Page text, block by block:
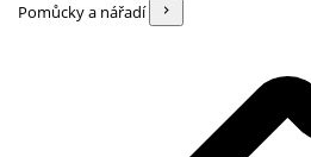
Pomůcky a nářadí